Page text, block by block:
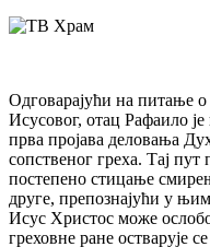
Одговарајући на питање
Исусовог, отац Рафаило
прва пројава деловања
сопственог греха. Тај
постепено стицање
друге, препознајући у
Исус Христос може
греховне ране остварује